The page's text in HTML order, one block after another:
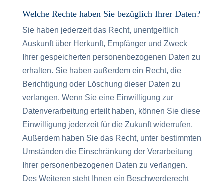
Welche Rechte haben Sie bezüglich Ihrer Daten?
Sie haben jederzeit das Recht, unentgeltlich
Auskunft über Herkunft, Empfänger und Zweck
Ihrer gespeicherten personenbezogenen Daten zu
erhalten. Sie haben außerdem ein Recht, die
Berichtigung oder Löschung dieser Daten zu
verlangen. Wenn Sie eine Einwilligung zur
Datenverarbeitung erteilt haben, können Sie diese
Einwilligung jederzeit für die Zukunft widerrufen.
Außerdem haben Sie das Recht, unter bestimmten
Umständen die Einschränkung der Verarbeitung
Ihrer personenbezogenen Daten zu verlangen.
Des Weiteren steht Ihnen ein Beschwerderecht